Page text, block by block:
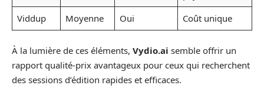
Viddup
Moyenne Oui Coût unique
À la lumière de ces éléments, Vydio.ai semble offrir un
rapport qualité-prix avantageux pour ceux qui recherchent
des sessions d’édition rapides et efficaces.